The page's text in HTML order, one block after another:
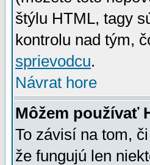
štýlu HTML, tagy
kontrolu nad tým,
sprievodcu.
Návrat hore
Môžem používať
To závisí na tom,
že fungujú len